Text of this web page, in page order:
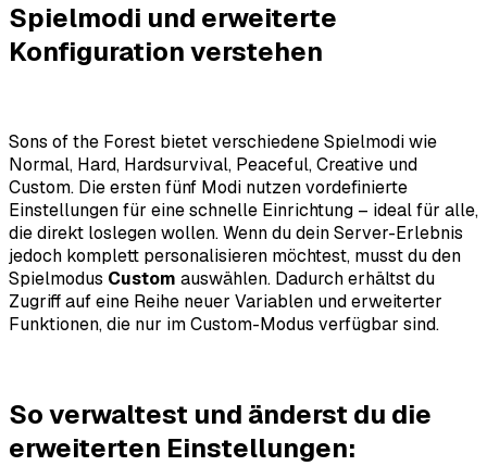
Spielmodi und erweiterte
Konfiguration verstehen
Sons of the Forest bietet verschiedene Spielmodi wie
Normal, Hard, Hardsurvival, Peaceful, Creative und
Custom. Die ersten fünf Modi nutzen vordefinierte
Einstellungen für eine schnelle Einrichtung – ideal für alle,
die direkt loslegen wollen. Wenn du dein Server-Erlebnis
jedoch komplett personalisieren möchtest, musst du den
Spielmodus Custom auswählen. Dadurch erhältst du
Zugriff auf eine Reihe neuer Variablen und erweiterter
Funktionen, die nur im Custom-Modus verfügbar sind.
So verwaltest und änderst du die
erweiterten Einstellungen: